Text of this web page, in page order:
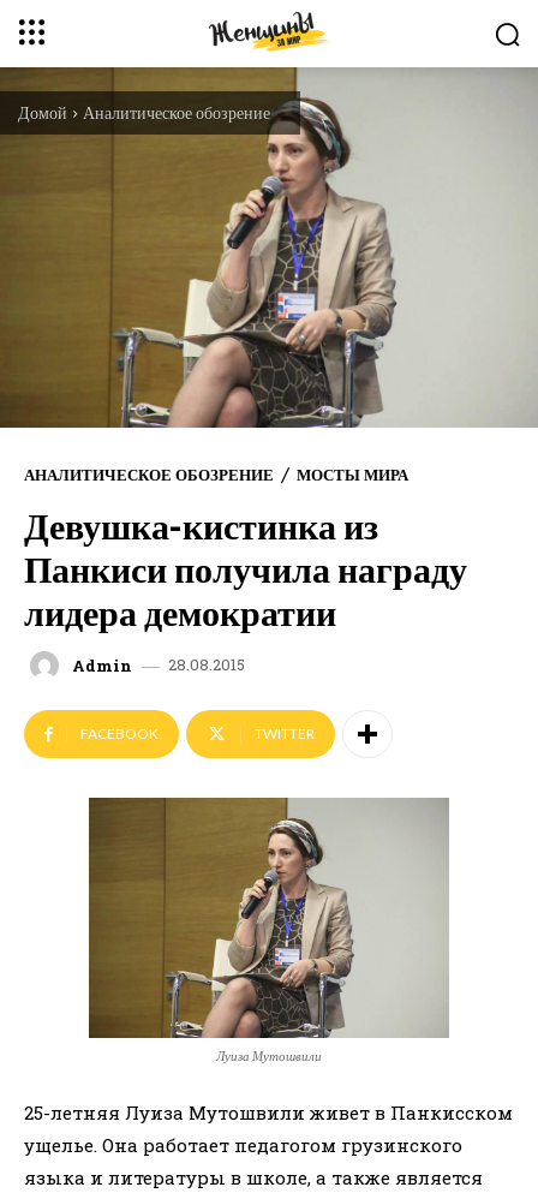
Домой Аналитическое обозрение
АНАЛИТИЧЕСКОЕ ОБОЗРЕНИЕ МОСТЫ МИРА
Девушка-кистинка из
Панкиси получила награду
лидера демократии
Admin 28.08.2015
FACEBOOK TWITTER
Луиза Мутошвили
25-летняя Луиза Мутошвили живет в Панкисском
ущелье. Она работает педагогом грузинского
языка и литературы в школе, а также является